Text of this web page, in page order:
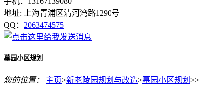
地址: 上海青浦区清河湾路1290号
QQ： 2063474575
墓园小区规划
您的位置： 主页>新老陵园规划与改造>墓园小区规划 >>